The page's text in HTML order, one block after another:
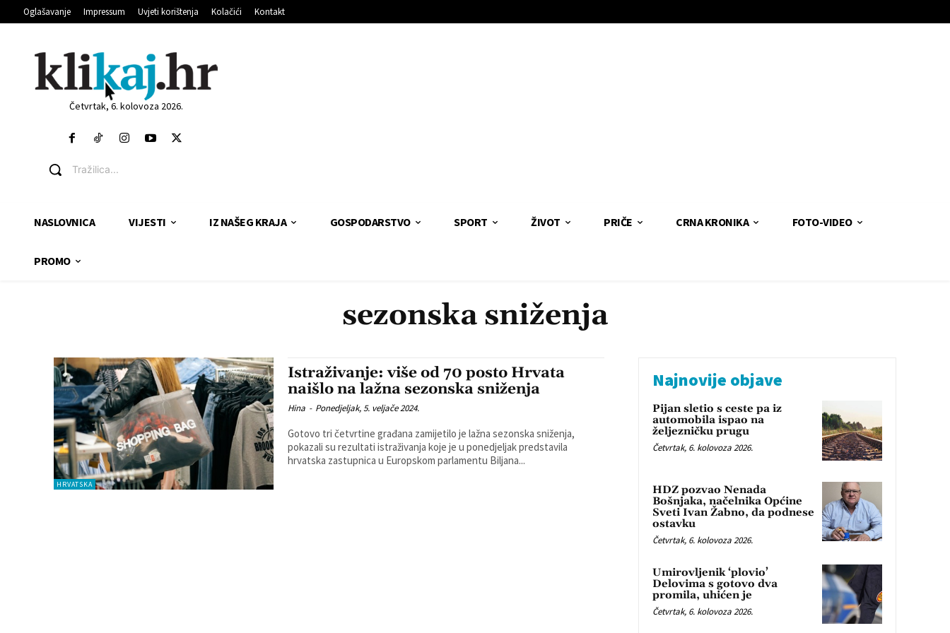
Oglašavanje Impressum Uvjeti korištenja Kolačići Kontakt
Četvrtak, 6. kolovoza 2026.
Tražilica...
NASLOVNICA VIJESTI IZ NAŠEG KRAJA GOSPODARSTVO SPORT ŽIVOT PRIČE CRNA KRONIKA FOTO-VIDEO
PROMO
sezonska sniženja
HRVATSKA
Istraživanje: više od 70 posto Hrvata
naišlo na lažna sezonska sniženja
Hina - Ponedjeljak, 5. veljače 2024.
Gotovo tri četvrtine građana zamijetilo je lažna sezonska sniženja,
pokazali su rezultati istraživanja koje je u ponedjeljak predstavila
hrvatska zastupnica u Europskom parlamentu Biljana...
Najnovije objave
Pijan sletio s ceste pa iz
automobila ispao na
željezničku prugu
Četvrtak, 6. kolovoza 2026.
HDZ pozvao Nenada
Bošnjaka, načelnika Općine
Sveti Ivan Žabno, da podnese
ostavku
Četvrtak, 6. kolovoza 2026.
Umirovljenik ‘plovio’
Delovima s gotovo dva
promila, uhićen je
Četvrtak, 6. kolovoza 2026.